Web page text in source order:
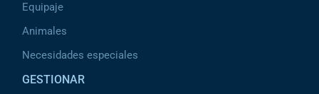
Equipaje
Animales
Necesidades especiales
GESTIONAR